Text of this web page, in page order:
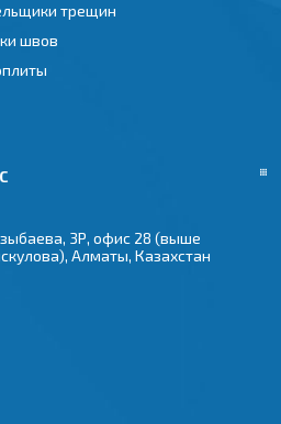
трещин
швов
3Р, офис 28 (выше
Алматы, Казахстан